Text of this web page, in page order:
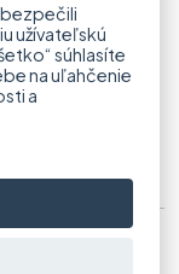
užívateľskú
súhlasíte
na uľahčenie
a